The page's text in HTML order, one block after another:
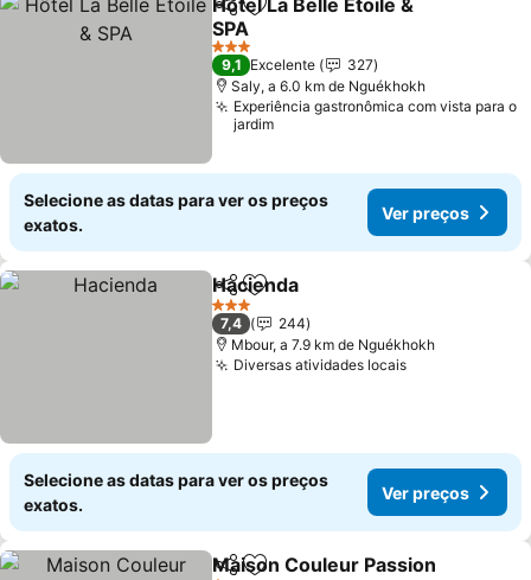
PartilharAdicionar aos favoritos
Hôtel La Belle Etoile &
SPA
3 Estrelas
9,1 Excelente
327
Saly, a 6.0 km de Nguékhokh
Experiência gastronômica com vista para o
jardim
Selecione as datas para ver os preços
exatos.
Ver preços
PartilharAdicionar aos favoritos
Hacienda
3 Estrelas
7,4
244
Mbour, a 7.9 km de Nguékhokh
Diversas atividades locais
Selecione as datas para ver os preços
exatos.
Ver preços
Partilhar
Maison Couleur Passion